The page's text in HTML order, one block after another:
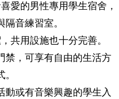
愛的男性專用學生宿舍，
音練習室。
共用設施也十分完善。
禁，可享有自由的生活方
。
動或有音樂興趣的學生入